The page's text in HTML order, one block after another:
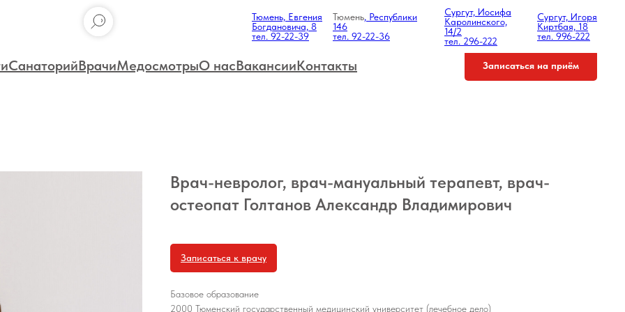
Тюмень, Евгения
Богдановича, 8
тел. 92-22-39
Тюмень, Республики
146
тел. 92-22-36
Сургут, Иосифа
Каролинского,
14/2
тел. 296-222
Сургут, Игоря
Киртбая, 18
тел. 996-222
СанаторийВрачиМедосмотрыО насВакансииКонтакты Записаться на приём
Врач-невролог, врач-мануальный терапевт, врач-
остеопат Голтанов Александр Владимирович
Записаться к врачу
Базовое образование
2000 Тюменский государственный медицинский университет (лечебное дело)